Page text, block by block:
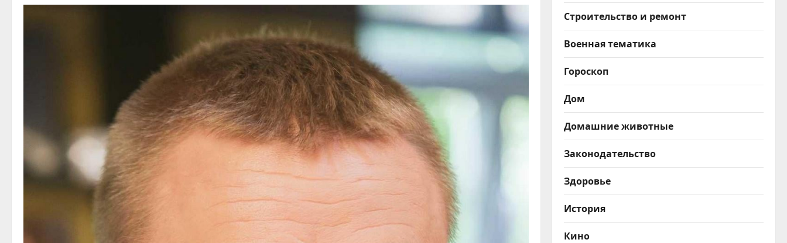
Строительство и ремонт
Военная тематика
Гороскоп
Дом
Домашние животные
Законодательство
Здоровье
История
Кино